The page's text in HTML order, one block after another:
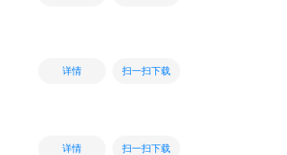
详情 扫一扫下载
详情 扫一扫下载